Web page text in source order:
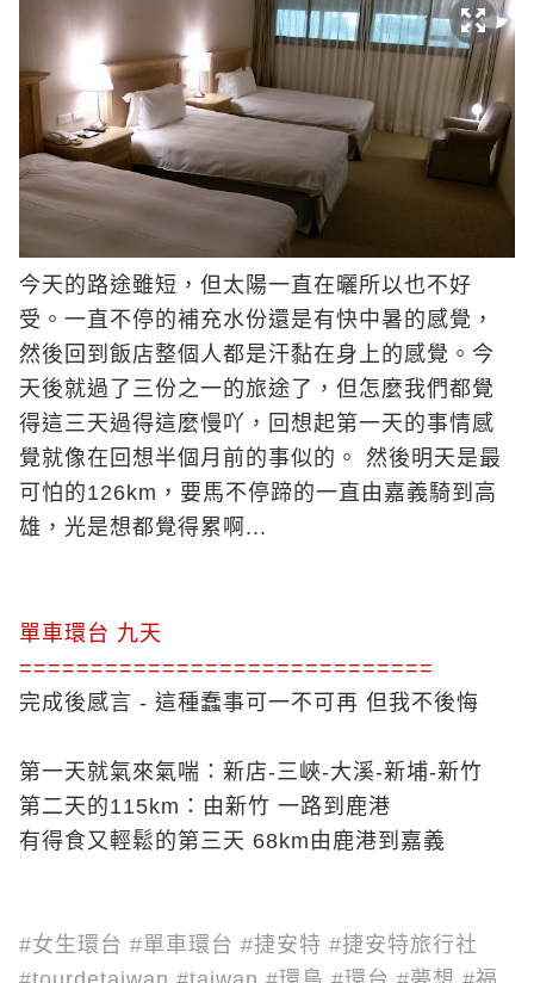
今天的路途雖短，但太陽一直在曬所以也不好
受。一直不停的補充水份還是有快中暑的感覺，
然後回到飯店整個人都是汗黏在身上的感覺。今
天後就過了三份之一的旅途了，但怎麼我們都覺
得這三天過得這麼慢吖，回想起第一天的事情感
覺就像在回想半個月前的事似的。 然後明天是最
可怕的126km，要馬不停蹄的一直由嘉義騎到高
雄，光是想都覺得累啊...
單車環台 九天
=============================
完成後感言 - 這種蠢事可一不可再 但我不後悔
第一天就氣來氣喘：新店-三峽-大溪-新埔-新竹
第二天的115km：由新竹 一路到鹿港
有得食又輕鬆的第三天 68km由鹿港到嘉義
#女生環台 #單車環台 #捷安特 #捷安特旅行社